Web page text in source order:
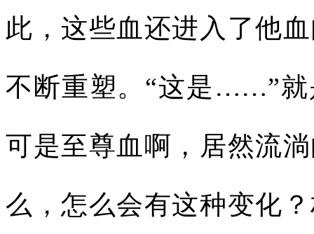
此，这些血还进入了他
不断重塑。“这是……”就
可是至尊血啊，居然流
么，怎么会有这种变化